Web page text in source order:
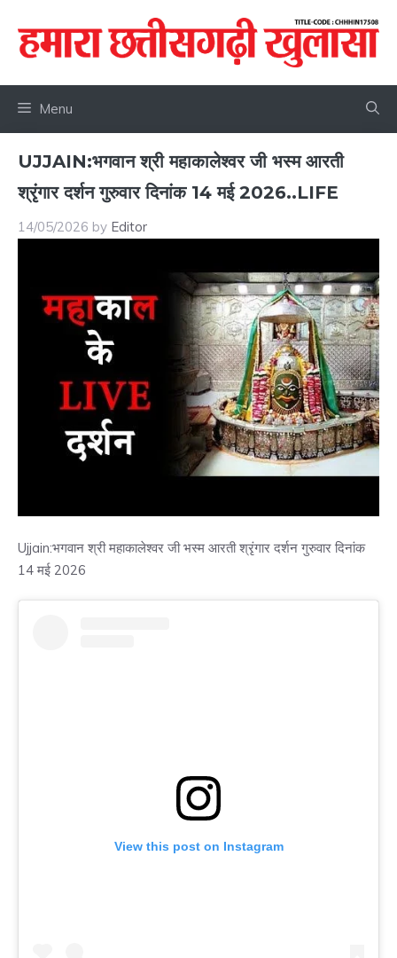
content
Menu
UJJAIN:भगवान श्री महाकालेश्वर जी भस्म आरती
श्रृंगार दर्शन गुरुवार दिनांक 14 मई 2026..LIFE
14/05/2026 by Editor
Ujjain:भगवान श्री महाकालेश्वर जी भस्म आरती श्रृंगार दर्शन गुरुवार दिनांक
14 मई 2026
View this post on Instagram